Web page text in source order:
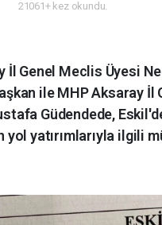
21061+ kez okundu.
İl Genel Meclis Üyesi
ile MHP Aksaray İl
Güdendede,
yatırımlarıyla ilgili